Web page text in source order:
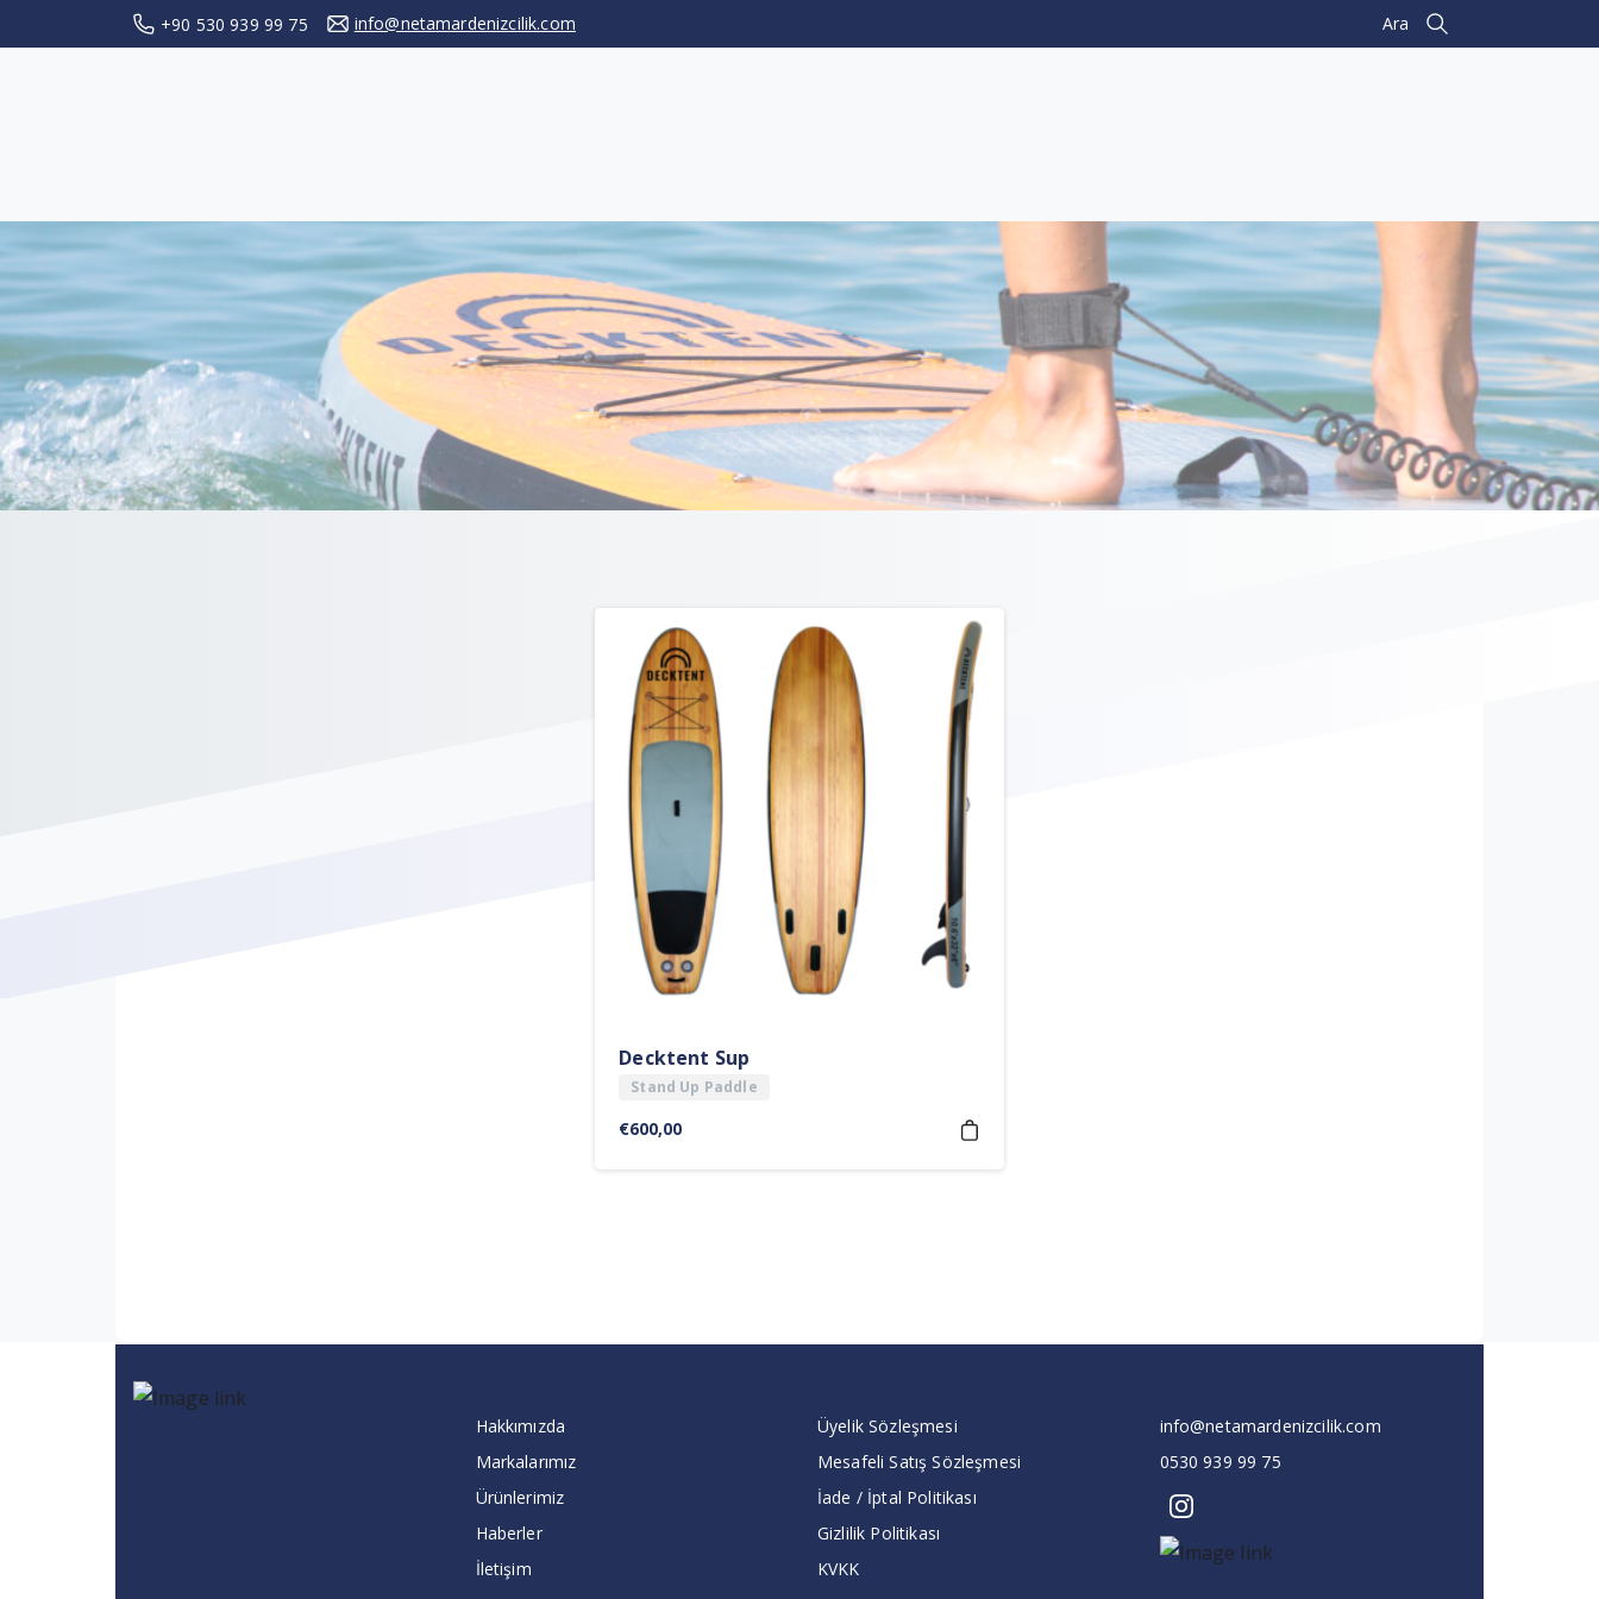
+90 530 939 99 75 info@netamardenizcilik.com Ara
Search
Decktent Sup
Stand Up Paddle
€600,00
Hakkımızda
Markalarımız
Ürünlerimiz
Haberler
İletişim
Üyelik Sözleşmesi
Mesafeli Satış Sözleşmesi
İade / İptal Politikası
Gizlilik Politikası
KVKK
info@netamardenizcilik.com
0530 939 99 75